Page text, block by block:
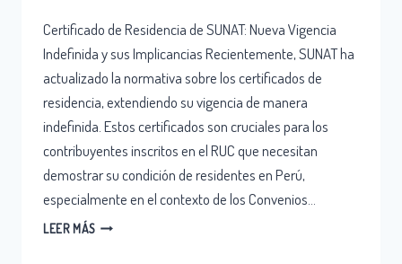
Certificado de Residencia de SUNAT: Nueva Vigencia
Indefinida y sus Implicancias Recientemente, SUNAT ha
actualizado la normativa sobre los certificados de
residencia, extendiendo su vigencia de manera
indefinida. Estos certificados son cruciales para los
contribuyentes inscritos en el RUC que necesitan
demostrar su condición de residentes en Perú,
especialmente en el contexto de los Convenios…
LEER MÁS